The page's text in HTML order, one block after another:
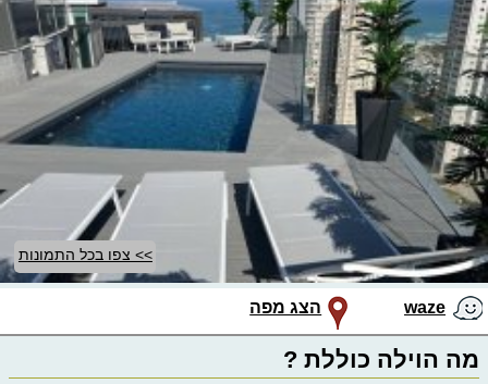
>> צפו בכל התמונות
waze הצג מפה
מה הוילה כוללת ?